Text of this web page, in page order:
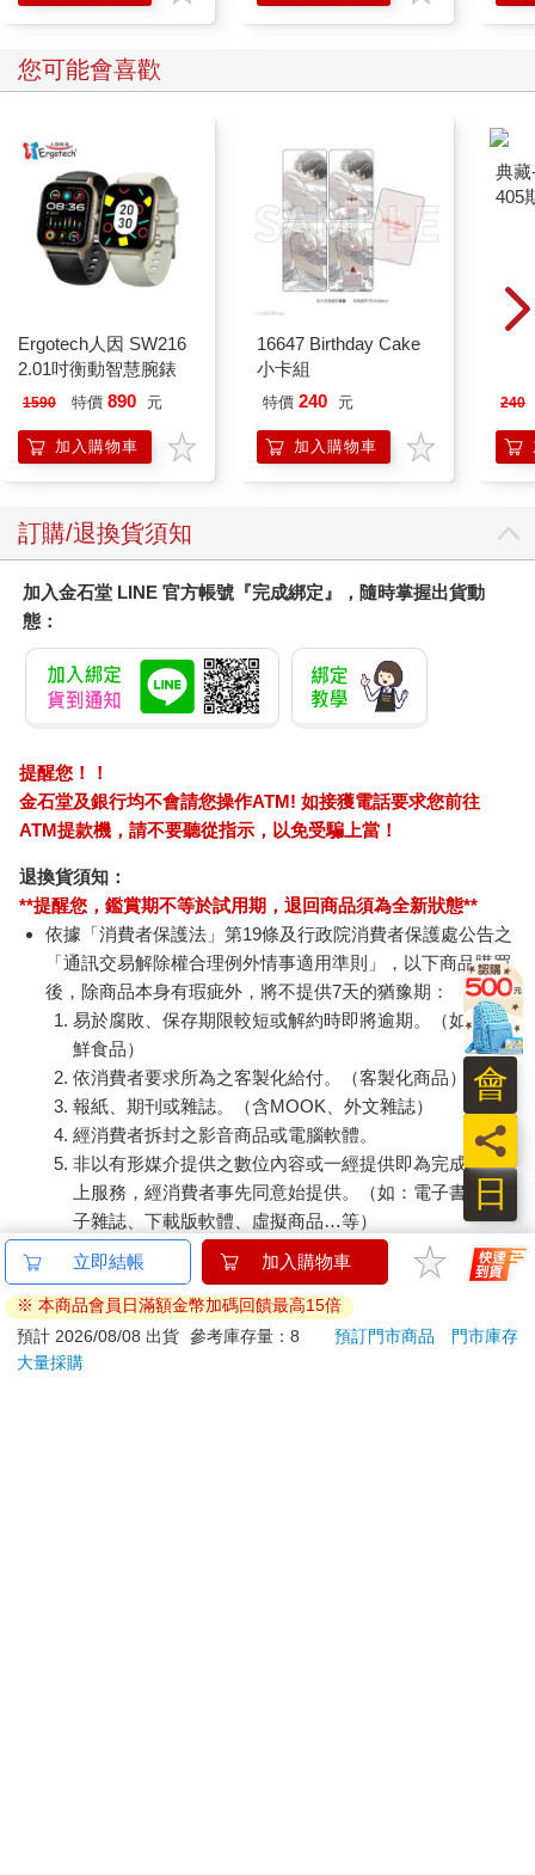
學方法
您可能會喜歡
Ergotech人因 SW216
2.01吋衡動智慧腕錶
1590 特價 890 元
加入購物車
16647 Birthday Cake
小卡組
特價 240 元
加入購物車
240
訂購/退換貨須知
加入金石堂 LINE 官方帳號『完成綁定』，隨時掌握出貨動
態：
提醒您！！
金石堂及銀行均不會請您操作ATM! 如接獲電話要求您前往
ATM提款機，請不要聽從指示，以免受騙上當！
退換貨須知：
**提醒您，鑑賞期不等於試用期，退回商品須為全新狀態**
依據「消費者保護法」第19條及行政院消費者保護處公告之
「通訊交易解除權合理例外情事適用準則」，以下商品購買
後，除商品本身有瑕疵外，將不提供7天的猶豫期：
易於腐敗、保存期限較短或解約時即將逾期。（如：生
鮮食品）
依消費者要求所為之客製化給付。（客製化商品）
報紙、期刊或雜誌。（含MOOK、外文雜誌）
經消費者拆封之影音商品或電腦軟體。
非以有形媒介提供之數位內容或一經提供即為完成之線
上服務，經消費者事先同意始提供。（如：電子書、電
子雜誌、下載版軟體、虛擬商品…等）
已拆封之個人衛生用品。（如：內衣褲、刮鬍刀、除毛
若非上列種類商品，均享有到貨7天的猶豫期（含例假
日）。
辦理退換貨時，商品（組合商品恕無法接受單獨退貨）必須
立即結帳 加入購物車
※ 本商品會員日滿額金幣加碼回饋最高15倍
預計 2026/08/08 出貨 參考庫存量：8 預訂門市商品
門市庫存
大量採購
日
員
會